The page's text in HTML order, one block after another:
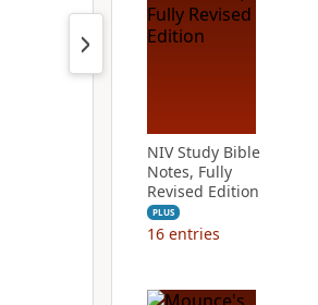
NIV Study Bible
Notes, Fully
Revised Edition
PLUS
16 entries